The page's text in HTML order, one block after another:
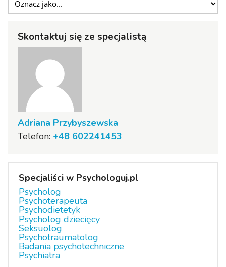
Skontaktuj się ze specjalistą
Adriana Przybyszewska
Telefon: +48 602241453
Specjaliści w Psychologuj.pl
Psycholog
Psychoterapeuta
Psychodietetyk
Psycholog dziecięcy
Seksuolog
Psychotraumatolog
Badania psychotechniczne
Psychiatra